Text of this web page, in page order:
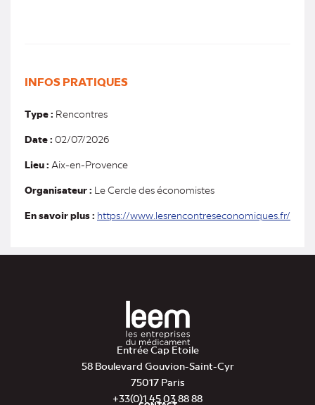
INFOS PRATIQUES
Type : Rencontres
Date : 02/07/2026
Lieu : Aix-en-Provence
Organisateur : Le Cercle des économistes
En savoir plus : https://www.lesrencontreseconomiques.fr/
Entrée Cap Etoile
58 Boulevard Gouvion-Saint-Cyr
75017 Paris
+33(0)1 45 03 88 88